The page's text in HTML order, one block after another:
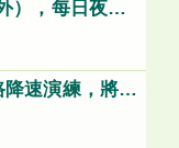
），每日夜間1
股交流道聯
速演練，將影
查詢國道路況